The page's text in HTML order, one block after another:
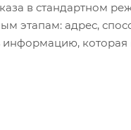
в стандартном
этапам: адрес,
информацию,